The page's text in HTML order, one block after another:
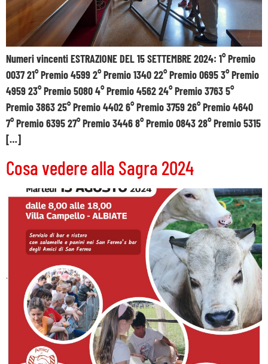
Numeri vincenti ESTRAZIONE DEL 15 SETTEMBRE 2024: 1° Premio
0037 21° Premio 4599 2° Premio 1340 22° Premio 0695 3° Premio
4959 23° Premio 5080 4° Premio 4562 24° Premio 3763 5°
Premio 3863 25° Premio 4402 6° Premio 3759 26° Premio 4640
7° Premio 6395 27° Premio 3446 8° Premio 0843 28° Premio 5315
[…]
Cosa vedere alla Sagra 2024